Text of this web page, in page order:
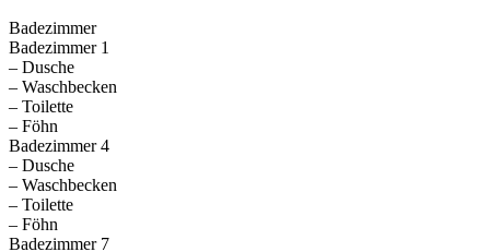
Badezimmer
Badezimmer 1
– Dusche
– Waschbecken
– Toilette
– Föhn
Badezimmer 4
– Dusche
– Waschbecken
– Toilette
– Föhn
Badezimmer 7